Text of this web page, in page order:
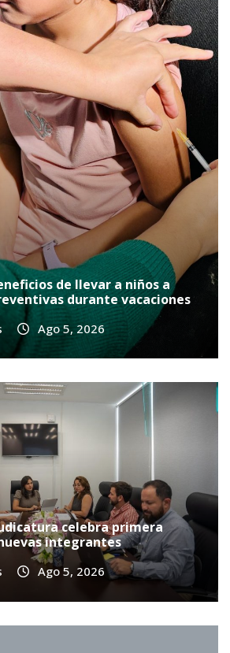
de llevar a niños a
durante vacaciones
Ago 5, 2026
celebra primera
integrantes
Ago 5, 2026